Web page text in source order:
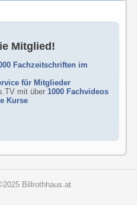
Mitglied!
Fachzeitschriften im
für Mitglieder
mit über 1000 Fachvideos
Kurse
Billrothhaus.at